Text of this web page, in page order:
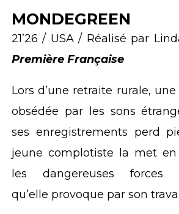
MONDEGREEN
21’26 / USA / Réalisé par
Première Française
Lors d’une retraite rurale,
obsédée par les sons
ses enregistrements perd
jeune complotiste la met
les dangereuses forces
qu’elle provoque par son